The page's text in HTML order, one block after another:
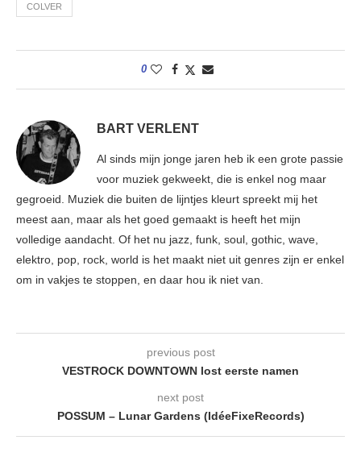
COLVER
0
BART VERLENT
Al sinds mijn jonge jaren heb ik een grote passie
voor muziek gekweekt, die is enkel nog maar
gegroeid. Muziek die buiten de lijntjes kleurt spreekt mij het
meest aan, maar als het goed gemaakt is heeft het mijn
volledige aandacht. Of het nu jazz, funk, soul, gothic, wave,
elektro, pop, rock, world is het maakt niet uit genres zijn er enkel
om in vakjes te stoppen, en daar hou ik niet van.
previous post
VESTROCK DOWNTOWN lost eerste namen
next post
POSSUM – Lunar Gardens (IdéeFixeRecords)